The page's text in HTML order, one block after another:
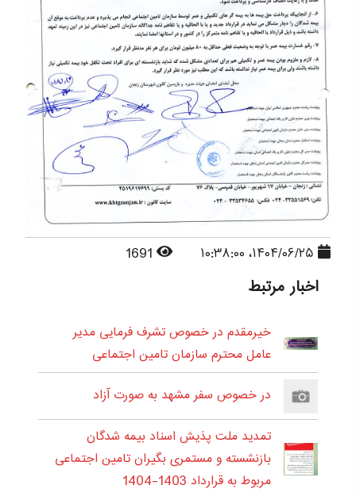
اخبار مرتبط
خیرمقدم در خصوص تشرف فرمایی مدیر
عامل محترم سازمان تامین اجتماعی
در خصوص سفر مشهد به صورت آزاد
تمدید ملت پذیش اسناد بیمه شدگان
بازنشسته و مستمری بگیران تامین اجتماعی
مربوط به قرارداد 1403-1404